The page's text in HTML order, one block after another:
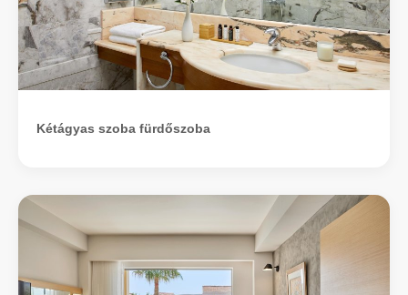
Kétágyas szoba fürdőszoba